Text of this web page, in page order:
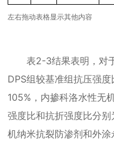
左右拖动表格显示其他内容
表2-3结果表明，对
DPS组较基准组抗压强
105% ，内掺科洛水性无
强度比和抗折强度比分别
机纳米抗裂防渗剂和外涂